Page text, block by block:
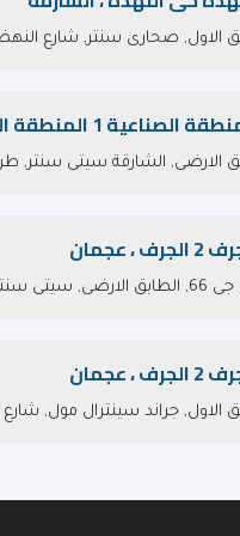
الاول, صحارى سنتر, شارع
1 المنطقة الصناعية ، الشارقة
الارضى, الشارقة سيتى سنتر,
، عجمان
عجمان, شارع الاتحاد
، عجمان
الاول, جراند سينترال مول,